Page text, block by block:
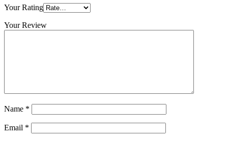
Your Rating
Your Review
Name *
Email *